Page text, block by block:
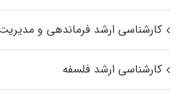
کارشناسی ارشد فرماندهی و
کارشناسی ارشد فلسفه